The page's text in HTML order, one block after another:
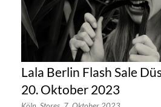
Lala Berlin Flash Sale
20. Oktober 2023